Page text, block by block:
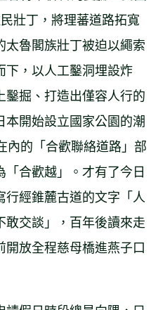
壯丁，將理蕃道路拓寬
魯閣族壯丁被迫以繩索
下，以人工鑿洞埋設炸
掘、打造出僅容人行的
開始設立國家公園的潮
內的「合歡聯絡道路」部
合歡越」。才有了今日
經錐麓古道的文字「人
敢交談」，百年後讀來走
放全程慈母橋進燕子口